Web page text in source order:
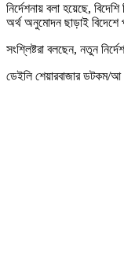
নির্দেশনায় বলা হয়েছে,
অর্থ অনুমোদন ছাড়াই বিদেশে
সংশ্লিষ্টরা বলছেন, নতুন
ডেইলি শেয়ারবাজার ডটকম/আ